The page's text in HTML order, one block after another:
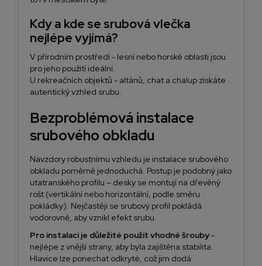
Kdy a kde se srubová vlečka
nejlépe vyjímá?
V přírodním prostředí - lesní nebo horské oblasti jsou
pro jeho použití ideální.
U rekreačních objektů - altánů, chat a chalup získáte
autentický vzhled srubu.
Bezproblémová instalace
srubového obkladu
Navzdory robustnímu vzhledu je instalace srubového
obkladu poměrně jednoduchá. Postup je podobný jako
utatranského profilu – desky se montují na dřevěný
rošt (vertikální nebo horizontální, podle směru
pokládky). Nejčastěji se srubový profil pokládá
vodorovně, aby vznikl efekt srubu.
Pro instalaci je důležité použít vhodné šrouby-
nejlépe z vnější strany, aby byla zajištěna stabilita.
Hlavice lze ponechat odkryté, což jim dodá